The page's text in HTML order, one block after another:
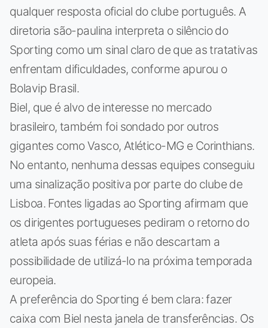
qualquer resposta oficial do clube português. A
diretoria são-paulina interpreta o silêncio do
Sporting como um sinal claro de que as tratativas
enfrentam dificuldades, conforme apurou o
Bolavip Brasil.
Biel, que é alvo de interesse no mercado
brasileiro, também foi sondado por outros
gigantes como Vasco, Atlético-MG e Corinthians.
No entanto, nenhuma dessas equipes conseguiu
uma sinalização positiva por parte do clube de
Lisboa. Fontes ligadas ao Sporting afirmam que
os dirigentes portugueses pediram o retorno do
atleta após suas férias e não descartam a
possibilidade de utilizá-lo na próxima temporada
europeia.
A preferência do Sporting é bem clara: fazer
caixa com Biel nesta janela de transferências. Os